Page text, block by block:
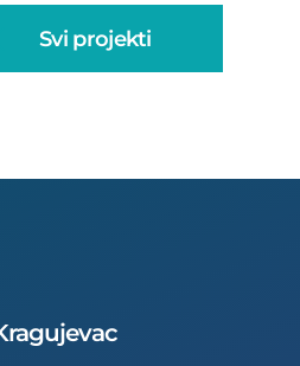
Svi projekti